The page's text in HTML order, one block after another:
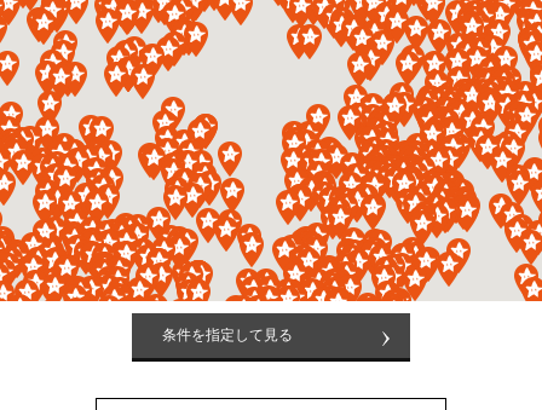
条件を指定して見る